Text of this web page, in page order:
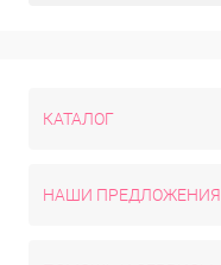
КАТАЛОГ
НАШИ ПРЕДЛОЖЕНИЯ